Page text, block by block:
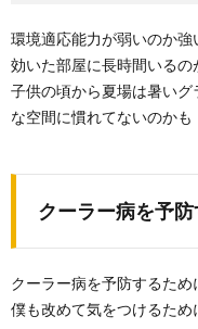
環境適応能力が弱いのか
効いた部屋に長時間いるの
子供の頃から夏場は暑い
な空間に慣れてないのかも
クーラー病を予
クーラー病を予防するため
僕も改めて気をつけるため